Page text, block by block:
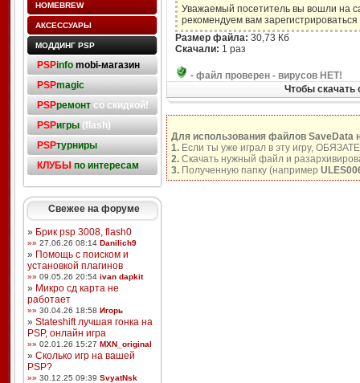
HOMEBREW
АКСЕССУАРЫ
МОДДИНГ PSP
PSPinfo mobi-магазин
PSPmagic
PSPремонтсо скидкой!
PSPигры(flash)
PSPтурниры
КЛУБЫ по интересам
Свежее на форуме
» Брик psp 3008, flash0
»» 27.06.26 08:14 Danilich9
» Помощь с поиском и
установкой плагинов
»» 09.05.26 20:54 ivan dapkit
» Микро сд карта не
работает
»» 30.04.26 18:58 Игорь
» Stateshift лучшая гонка на
PSP, онлайн игра
»» 02.01.26 15:27 MXN_original
» Сколько игр на вашей
PSP?
»» 30.12.25 09:39 SvyatNsk
Уважаемый посетитель вы вошли на
рекомендуем вам
Размер файла: 30,73 Кб
Скачали: 1 раз
- файл проверен - вирусов НЕТ!
Чтобы скачать
Для использования файлов SaveData
1.Если ты уже играл в эту игру,
2.Скачать нужный файл и
3.Полученную папку (например